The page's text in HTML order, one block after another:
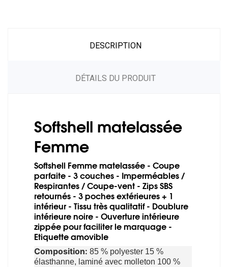
DESCRIPTION
DÉTAILS DU PRODUIT
Softshell matelassée
Femme
Softshell Femme matelassée - Coupe
parfaite - 3 couches - Imperméables /
Respirantes / Coupe-vent - Zips SBS
retournés - 3 poches extérieures + 1
intérieur - Tissu très qualitatif - Doublure
intérieure noire - Ouverture intérieure
zippée pour faciliter le marquage -
Etiquette amovible
Composition: 85 % polyester 15 %
élasthanne, laminé avec molleton 100 %